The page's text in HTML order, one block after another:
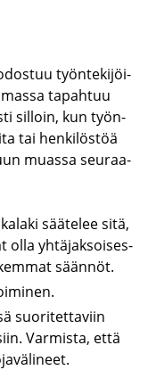
työn­te­ki­jöi­
ta­pah­tuu
sil­loin, kun työn­
tai hen­ki­lös­töä
muas­sa seu­raa­
sää­te­lee sitä,
olla yh­tä­jak­soi­ses­
sään­nöt.
suo­ri­tet­ta­viin
Var­mis­ta, että